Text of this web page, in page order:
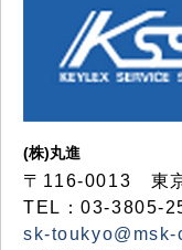
(株)丸進
〒116-0013 東
TEL：03-3805-
sk-